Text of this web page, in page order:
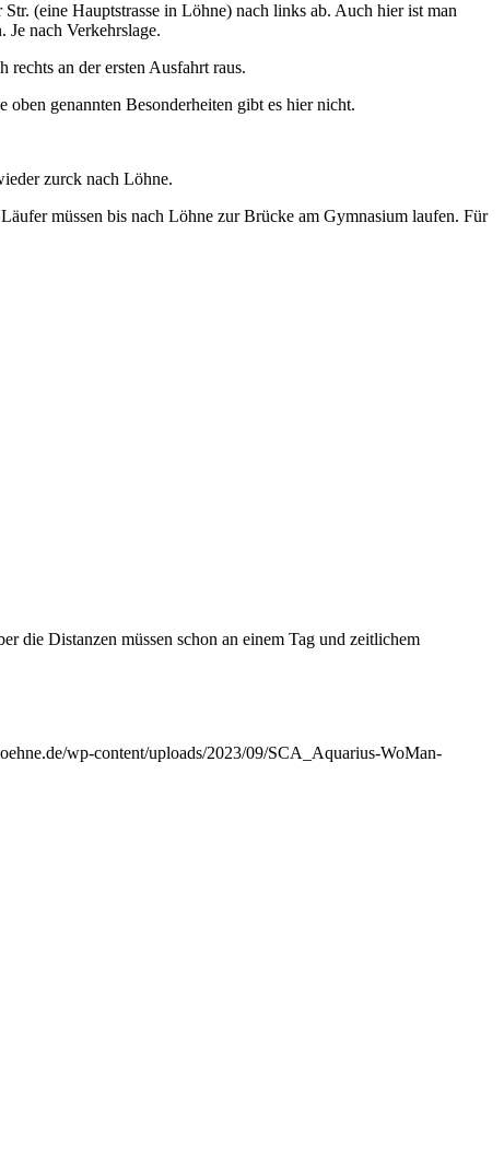
(eine Hauptstrasse in Löhne) nach links ab. Auch hier ist man
nach Verkehrslage.
an der ersten Ausfahrt raus.
genannten Besonderheiten gibt es hier nicht.
zurck nach Löhne.
müssen bis nach Löhne zur Brücke am Gymnasium laufen. Für
die Distanzen müssen schon an einem Tag und zeitlichem
wp-content/uploads/2023/09/SCA_Aquarius-WoMan-